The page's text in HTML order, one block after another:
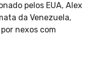
pelos EUA, Alex
da Venezuela,
nexos com